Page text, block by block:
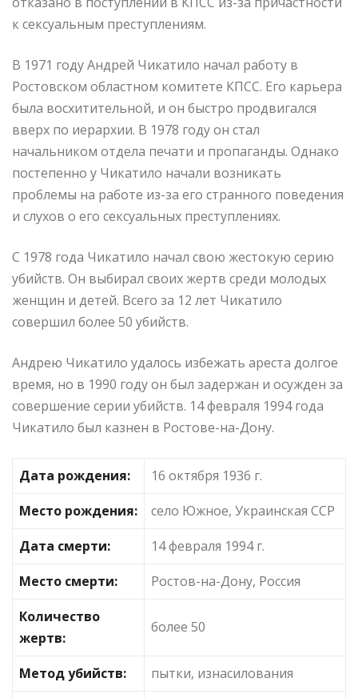
к сексуальным преступлениям.
В 1971 году Андрей Чикатило начал работу в
Ростовском областном комитете КПСС. Его карьера
была восхитительной, и он быстро продвигался
вверх по иерархии. В 1978 году он стал
начальником отдела печати и пропаганды. Однако
постепенно у Чикатило начали возникать
проблемы на работе из-за его странного поведения
и слухов о его сексуальных преступлениях.
С 1978 года Чикатило начал свою жестокую серию
убийств. Он выбирал своих жертв среди молодых
женщин и детей. Всего за 12 лет Чикатило
совершил более 50 убийств.
Андрею Чикатило удалось избежать ареста долгое
время, но в 1990 году он был задержан и осужден за
совершение серии убийств. 14 февраля 1994 года
Чикатило был казнен в Ростове-на-Дону.
Дата рождения:
16 октября 1936 г.
Место рождения:
село Южное, Украинская ССР
Дата смерти:
14 февраля 1994 г.
Место смерти:
Ростов-на-Дону, Россия
Количество
жертв:
более 50
Метод убийств: пытки, изнасилования